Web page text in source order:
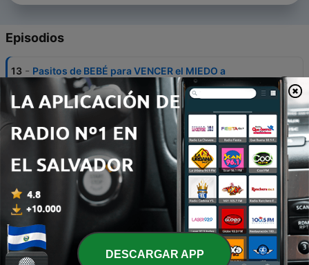
Episodios
13 - Pasitos de BEBÉ para VENCER el MIEDO a
EMPRENDER
27 dic. 2022
12 - El miedo en las relaciones de pareja
24 dic. 2022
11 - Decir NO, es saber PONER LÍMITES
11 dic. 2022
10 - Cómo USAR el ENOJO a TU FAVOR
16 jul. 2021
9 - Cómo controlar los enojos?
DESCARGAR APP